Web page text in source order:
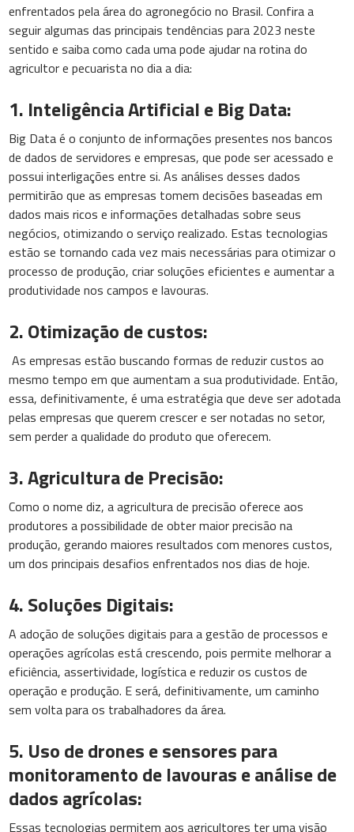
enfrentados pela área do agronegócio no Brasil. Confira a
seguir algumas das principais tendências para 2023 neste
sentido e saiba como cada uma pode ajudar na rotina do
agricultor e pecuarista no dia a dia:
1. Inteligência Artificial e Big Data:
Big Data é o conjunto de informações presentes nos bancos
de dados de servidores e empresas, que pode ser acessado e
possui interligações entre si. As análises desses dados
permitirão que as empresas tomem decisões baseadas em
dados mais ricos e informações detalhadas sobre seus
negócios, otimizando o serviço realizado. Estas tecnologias
estão se tornando cada vez mais necessárias para otimizar o
processo de produção, criar soluções eficientes e aumentar a
produtividade nos campos e lavouras.
2. Otimização de custos:
As empresas estão buscando formas de reduzir custos ao
mesmo tempo em que aumentam a sua produtividade. Então,
essa, definitivamente, é uma estratégia que deve ser adotada
pelas empresas que querem crescer e ser notadas no setor,
sem perder a qualidade do produto que oferecem.
3. Agricultura de Precisão:
Como o nome diz, a agricultura de precisão oferece aos
produtores a possibilidade de obter maior precisão na
produção, gerando maiores resultados com menores custos,
um dos principais desafios enfrentados nos dias de hoje.
4. Soluções Digitais:
A adoção de soluções digitais para a gestão de processos e
operações agrícolas está crescendo, pois permite melhorar a
eficiência, assertividade, logística e reduzir os custos de
operação e produção. E será, definitivamente, um caminho
sem volta para os trabalhadores da área.
5. Uso de drones e sensores para
monitoramento de lavouras e análise de
dados agrícolas:
Essas tecnologias permitem aos agricultores ter uma visão